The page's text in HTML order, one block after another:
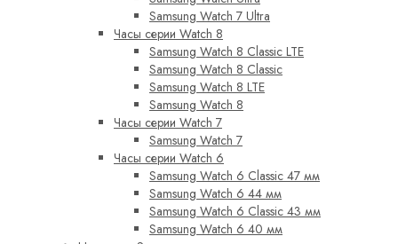
Samsung Watch 7 Ultra
Часы серии Watch 8
Samsung Watch 8 Classic LTE
Samsung Watch 8 Classic
Samsung Watch 8 LTE
Samsung Watch 8
Часы серии Watch 7
Samsung Watch 7
Часы серии Watch 6
Samsung Watch 6 Classic 47 мм
Samsung Watch 6 44 мм
Samsung Watch 6 Classic 43 мм
Samsung Watch 6 40 мм